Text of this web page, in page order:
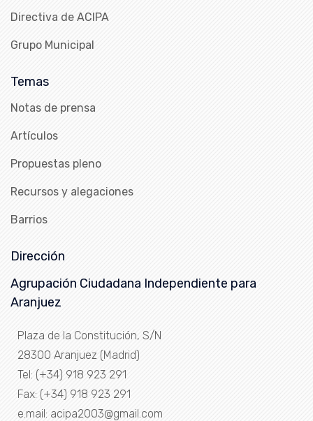
Directiva de ACIPA
Grupo Municipal
Temas
Notas de prensa
Artículos
Propuestas pleno
Recursos y alegaciones
Barrios
Dirección
Agrupación Ciudadana Independiente para
Aranjuez
Plaza de la Constitución, S/N
28300 Aranjuez (Madrid)
Tel: (+34) 918 923 291
Fax: (+34) 918 923 291
e.mail: acipa2003@gmail.com